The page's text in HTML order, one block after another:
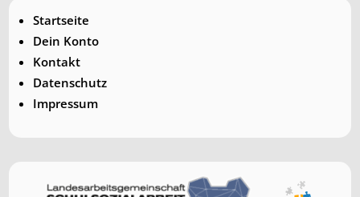
Startseite
Dein Konto
Kontakt
Datenschutz
Impressum